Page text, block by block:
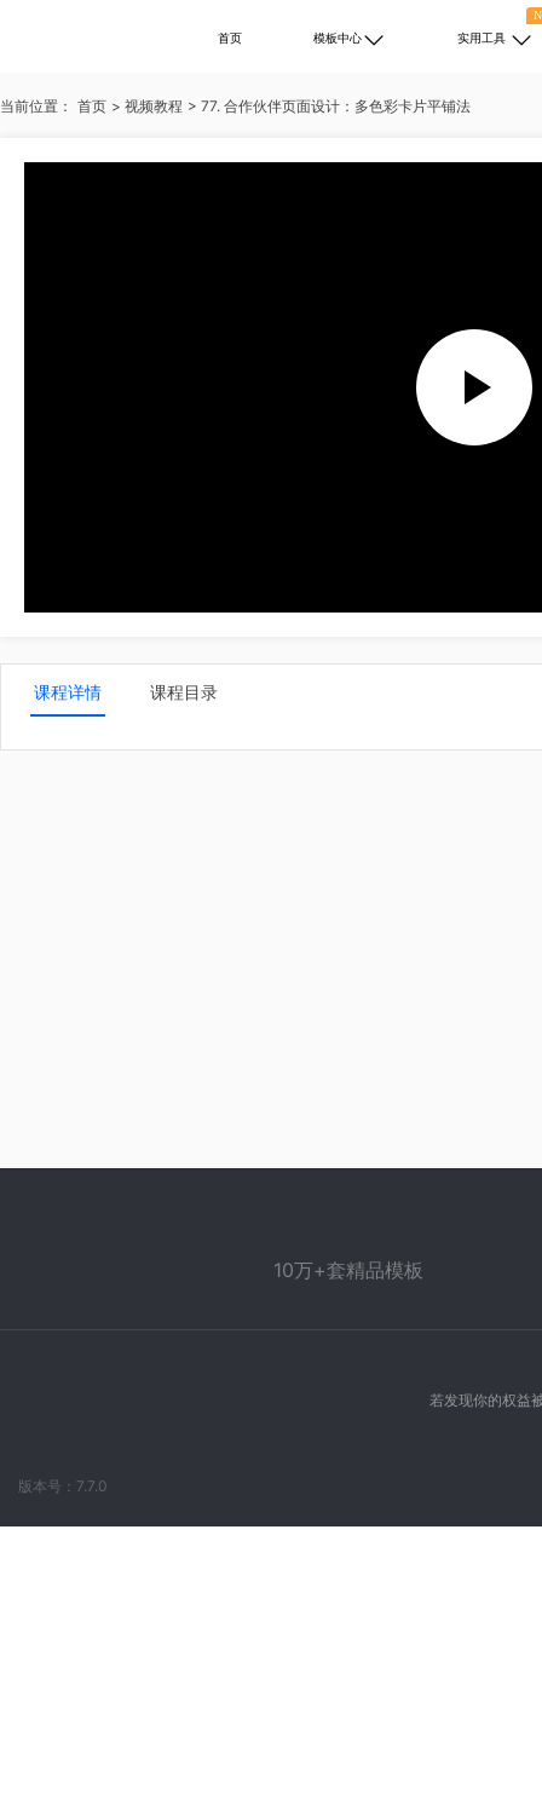
首页 模板中心
实用工具
当前位置： 首页 > 视频教程 > 77. 合作伙伴页面设计：多色彩卡片平铺法
课程详情 课程目录
10万+套精品模板
版本号：7.7.0
若发现你的权益